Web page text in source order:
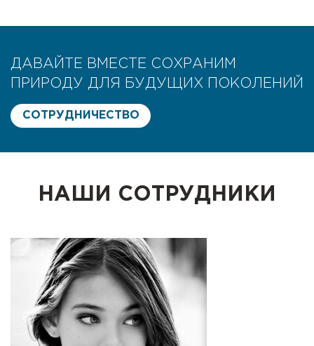
ДАВАЙТЕ ВМЕСТЕ СОХРАНИМ
ПРИРОДУ ДЛЯ БУДУЩИХ ПОКОЛЕНИЙ
СОТРУДНИЧЕСТВО
НАШИ СОТРУДНИКИ